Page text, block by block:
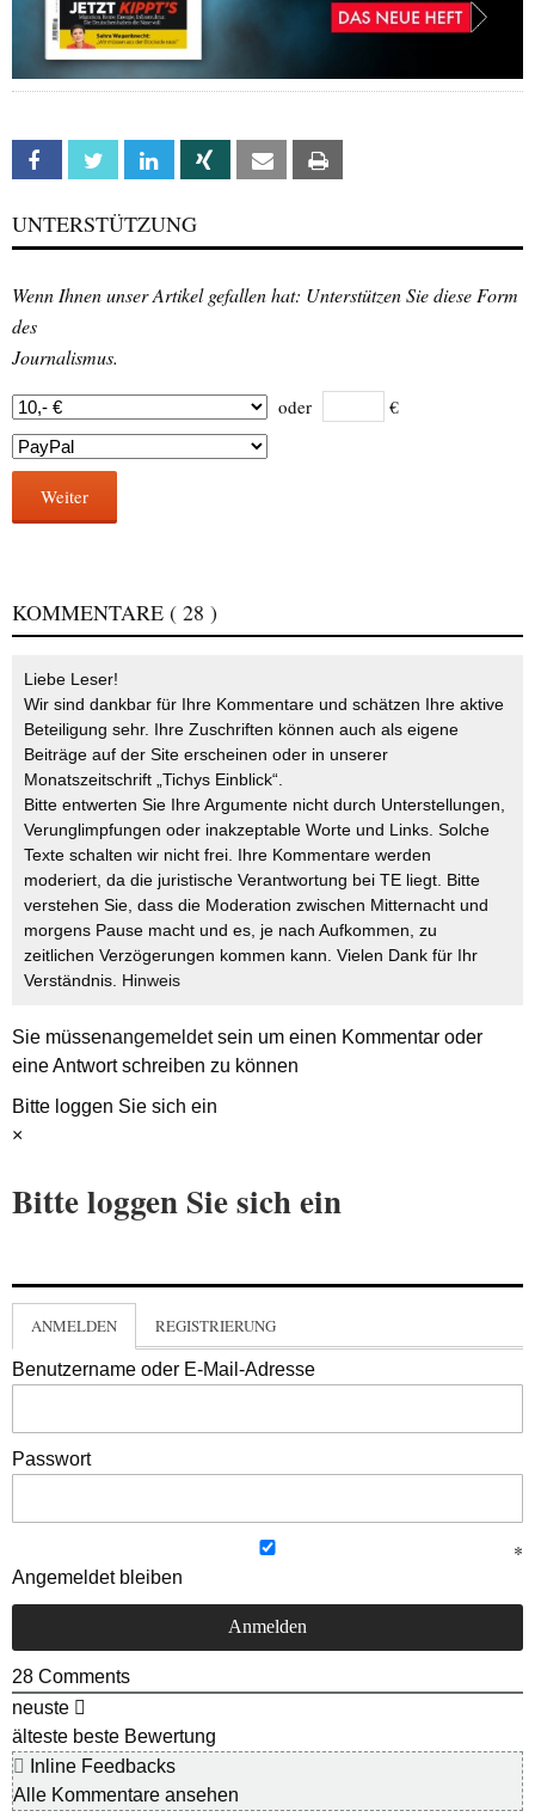
Facebook Twitter Linkedin Xing Email
UNTERSTÜTZUNG
Wenn Ihnen unser Artikel gefallen hat: Unterstützen Sie diese Form
des
Journalismus.
oder €
Weiter
KOMMENTARE ( 28 )
Liebe Leser!
Wir sind dankbar für Ihre Kommentare und schätzen Ihre aktive
Beteiligung sehr. Ihre Zuschriften können auch als eigene
Beiträge auf der Site erscheinen oder in unserer
Monatszeitschrift „Tichys Einblick“.
Bitte entwerten Sie Ihre Argumente nicht durch Unterstellungen,
Verunglimpfungen oder inakzeptable Worte und Links. Solche
Texte schalten wir nicht frei. Ihre Kommentare werden
moderiert, da die juristische Verantwortung bei TE liegt. Bitte
verstehen Sie, dass die Moderation zwischen Mitternacht und
morgens Pause macht und es, je nach Aufkommen, zu
zeitlichen Verzögerungen kommen kann. Vielen Dank für Ihr
Verständnis. Hinweis
Sie müssenangemeldetsein um einen Kommentar oder
eine Antwort schreiben zu können
Bitte loggen Sie sich ein
×
Bitte loggen Sie sich ein
ANMELDEN REGISTRIERUNG
Benutzername oder E-Mail-Adresse
Passwort
Angemeldet bleiben
28 Comments
neuste
älteste beste Bewertung
Inline Feedbacks
Alle Kommentare ansehen